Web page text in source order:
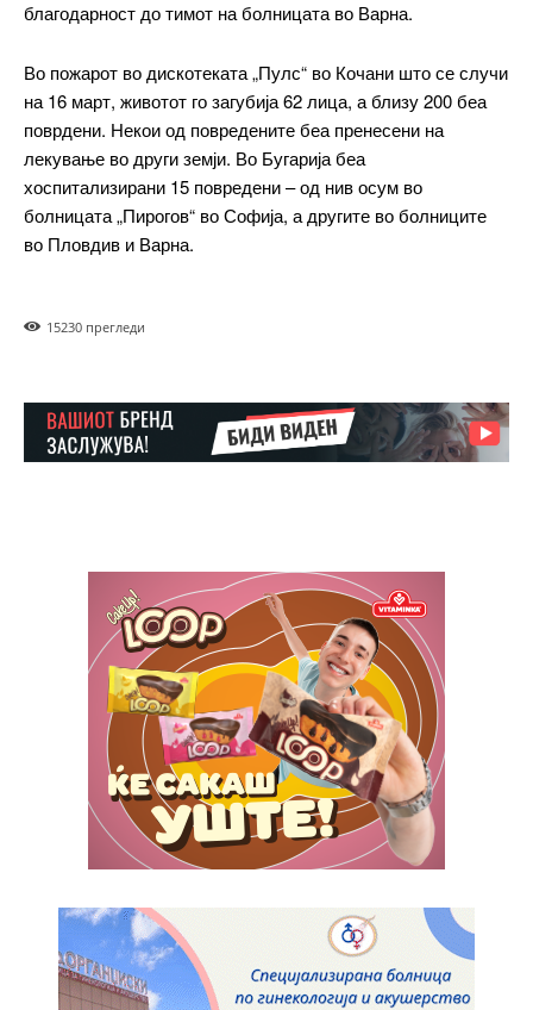
бесплатно / forever
ИЗБЕРЕТЕ ПЛАН
Included for free:
Etiam est nibh, lobortis sit
Praesent euismod ac
Donec quis est ac felis
ИЗБЕРЕТЕ ПЛАН
Full member access:
Etiam est nibh, lobortis sit
Praesent euismod ac
Ut mollis pellentesque tortor
Nullam eu erat condimentum
Orci varius natoque dolor
Yearly pricing Monthly pricing
благодарност до тимот на болницата во Варна.
Во пожарот во дискотеката „Пулс“ во Кочани што се случи
на 16 март, животот го загубија 62 лица, а близу 200 беа
поврдени. Некои од повредените беа пренесени на
лекување во други земји. Во Бугарија беа
хоспитализирани 15 повредени – од нив осум во
болницата „Пирогов“ во Софија, а другите во болниците
во Пловдив и Варна.
15230 прегледи